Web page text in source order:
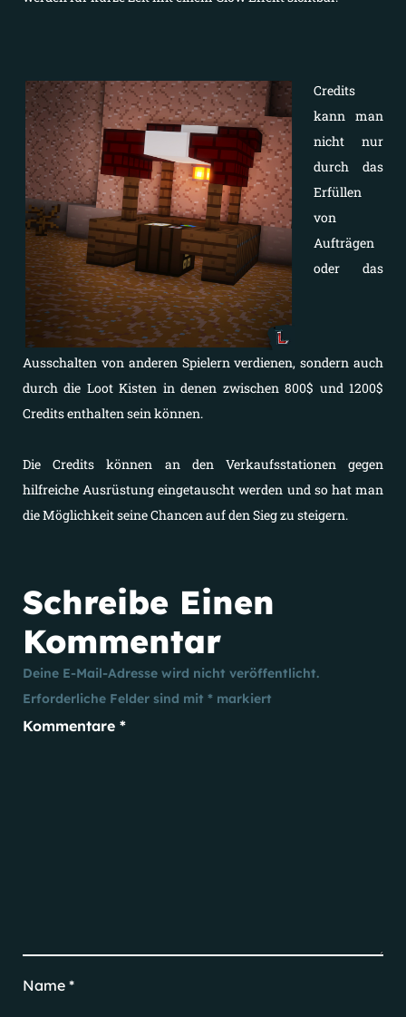
Credits
kann man
nicht nur
durch das
Erfüllen
von
Aufträgen
oder das
Ausschalten von anderen Spielern verdienen, sondern auch
durch die Loot Kisten in denen zwischen 800$ und 1200$
Credits enthalten sein können.
Die Credits können an den Verkaufsstationen gegen
hilfreiche Ausrüstung eingetauscht werden und so hat man
die Möglichkeit seine Chancen auf den Sieg zu steigern.
Schreibe Einen
Kommentar
Deine E-Mail-Adresse wird nicht veröffentlicht.
Erforderliche Felder sind mit * markiert
Kommentare *
Name *